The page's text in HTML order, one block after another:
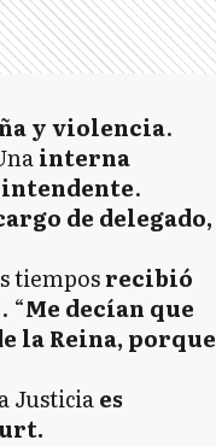
y violencia.
interna
.
de delegado,
tiemposrecibió
. “Me decían que
la Reina, porque
Justiciaes